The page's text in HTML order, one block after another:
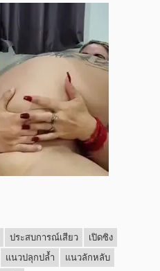
ประสบการณ์เสียว
เปิดซิง
แนวปลุกปล้ำ
แนวลักหลับ